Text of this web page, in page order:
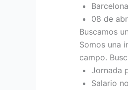
Barcelona
08 de abr
Buscamos
Somos una
campo.
Jornada
Salario